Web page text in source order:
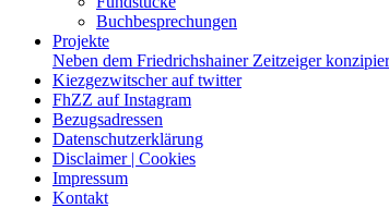
Buchbesprechungen
Projekte
Neben dem Friedrichshainer Zeitzeiger
Kiezgezwitscher auf twitter
FhZZ auf Instagram
Bezugsadressen
Datenschutzerklärung
Disclaimer | Cookies
Impressum
Kontakt